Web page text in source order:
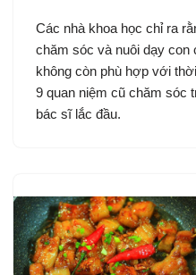
Các nhà khoa học chỉ ra
chăm sóc và nuôi dạy
không còn phù hợp với
9 quan niệm cũ chăm sóc
bác sĩ lắc đầu.